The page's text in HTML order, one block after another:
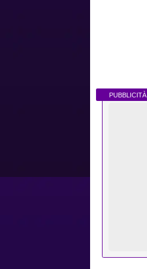
PUBBLICITÀ